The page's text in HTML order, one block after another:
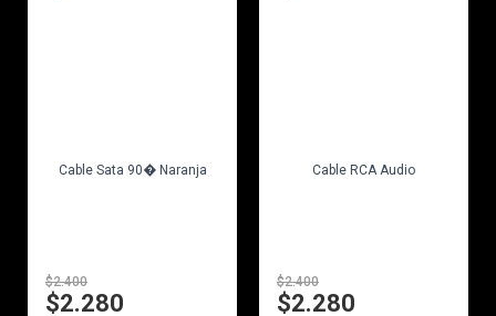
Cable Sata 90� Naranja
$2.400
$2.280
Cable RCA Audio
$2.400
$2.280